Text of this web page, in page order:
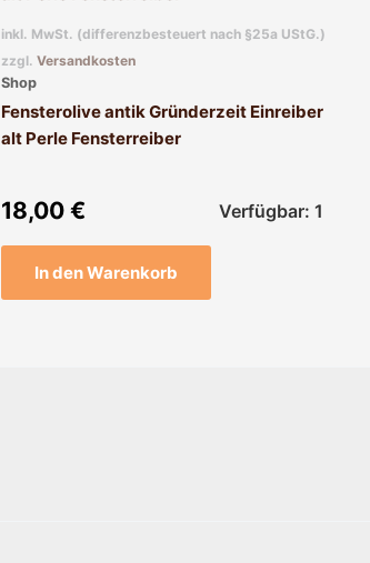
inkl. MwSt. (differenzbesteuert nach §25a UStG.)
zzgl. Versandkosten
Shop
Fensterolive antik Gründerzeit Einreiber
alt Perle Fensterreiber
18,00 € Verfügbar: 1
In den Warenkorb